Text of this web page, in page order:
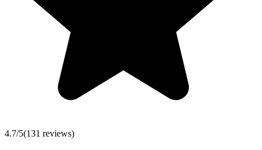
4.7/5(131 reviews)